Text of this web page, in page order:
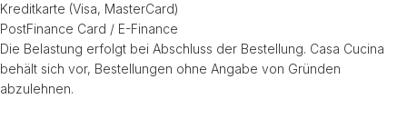
Kreditkarte (Visa, MasterCard)
PostFinance Card / E-Finance
Die Belastung erfolgt bei Abschluss der Bestellung. Casa Cucina
behält sich vor, Bestellungen ohne Angabe von Gründen
abzulehnen.